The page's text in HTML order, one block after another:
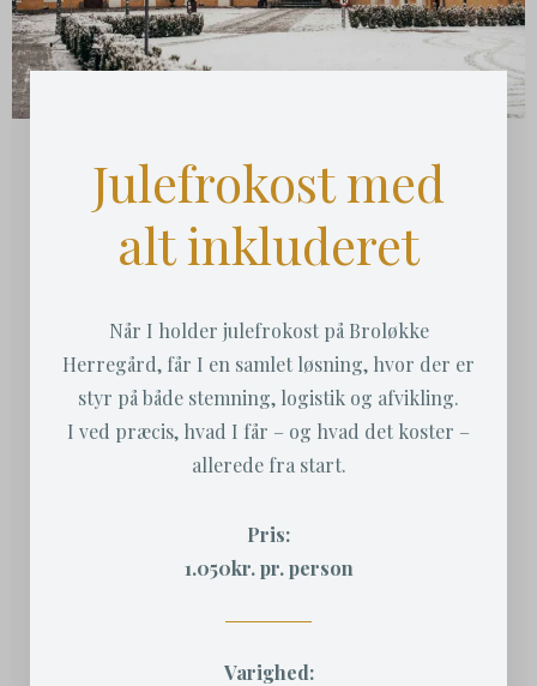
Julefrokost med
alt inkluderet
Når I holder julefrokost på Broløkke
Herregård, får I en samlet løsning, hvor der er
styr på både stemning, logistik og afvikling.
I ved præcis, hvad I får – og hvad det koster –
allerede fra start.
Pris:
1.050kr. pr. person
Varighed: